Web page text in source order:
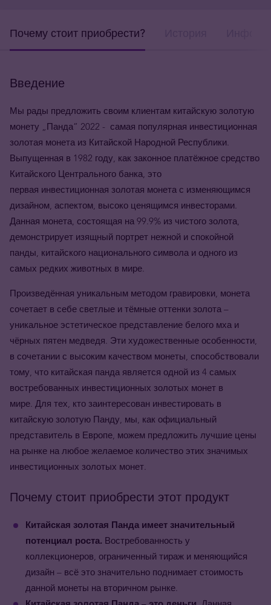
Почему стоит приобрести?
Введение
Мы рады предложить своим клиентам китайскую золотую
монету „Панда” 2022 - самая популярная инвестиционная
золотая монета из Китайской Народной Республики.
Выпущенная в 1982 году, как законное платёжное средство
Китайского Центрального банка, это
первая инвестиционная золотая монета с изменяющимся
дизайном, аспектом, высоко ценящимся инвесторами.
Данная монета, состоящая на 99.9% из чистого золота,
демонстрирует изящный портрет нежной и спокойной
панды, китайского национального символа и одного из
самых редких животных в мире.
Произведённая уникальным методом гравировки, монета
сочетает в себе светлые и тёмные оттенки золота –
уникальное эстетическое представление белого мха и
чёрных пятен медведя. Эти художественные особенности,
в сочетании с высоким качеством монеты, способствовали
тому, что китайская панда является одной из 4 самых
востребованных инвестиционных золотых монет в
мире. Для тех, кто заинтересован инвестировать в
китайскую золотую Панду, мы, как официальный
представитель в Европе, можем предложить лучшие цены
на рынке на любое желаемое количество этих значимых
инвестиционных золотых монет.
Почему стоит приобрести этот продукт
Китайская золотая Панда имеет значительный
потенциал роста. Востребованность у
коллекционеров, ограниченный тираж и меняющийся
дизайн – всё это значительно поднимает стоимость
данной монеты на вторичном рынке.